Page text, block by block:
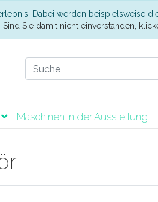
Dabei werden beispielsweise
Sind Sie damit nicht einverstanden,
Maschinen in der Ausstellung